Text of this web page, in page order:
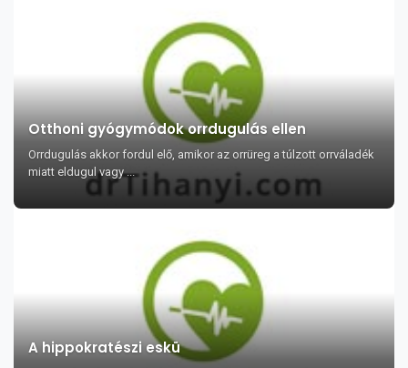
Otthoni gyógymódok orrdugulás ellen
Orrdugulás akkor fordul elő, amikor az orrüreg a túlzott orrváladék
miatt eldugul vagy ...
A hippokratészi eskü